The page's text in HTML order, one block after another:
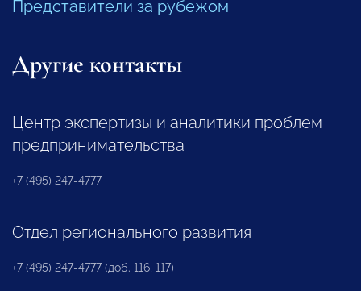
Представители за рубежом
Другие контакты
Центр экспертизы и аналитики проблем
предпринимательства
+7 (495) 247-4777
Отдел регионального развития
+7 (495) 247-4777 (доб. 116, 117)